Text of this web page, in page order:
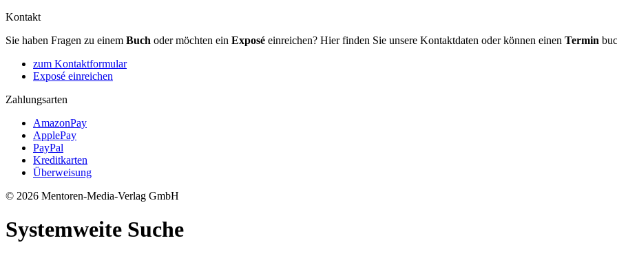
Kontakt
Sie haben Fragen zu einem Buch oder möchten ein Exposé einreichen? Hier finden Sie unsere Kontaktdaten oder können einen Termin
zum Kontaktformular
Exposé einreichen
Zahlungsarten
AmazonPay
ApplePay
PayPal
Kreditkarten
Überweisung
© 2026 Mentoren-Media-Verlag GmbH
Systemweite Suche